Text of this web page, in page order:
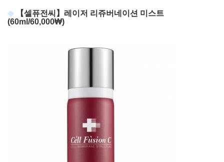
【셀퓨전씨】레이저 리쥬버네이션 미스트
(60ml/60,000₩)